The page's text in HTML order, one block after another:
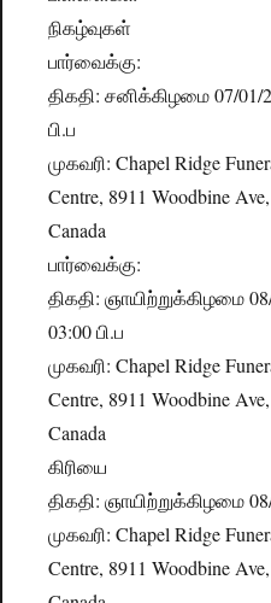
நிகழ்வுகள்
பார்வைக்கு:
திகதி: சனிக்கிழமை 07/01/
பி.ப
முகவரி: Chapel Ridge
Centre, 8911 Woodbine
Canada
பார்வைக்கு:
திகதி: ஞாயிற்றுக்கிழமை
03:00 பி.ப
முகவரி: Chapel Ridge
Centre, 8911 Woodbine
Canada
கிரியை
திகதி: ஞாயிற்றுக்கிழமை
முகவரி: Chapel Ridge
Centre, 8911 Woodbine